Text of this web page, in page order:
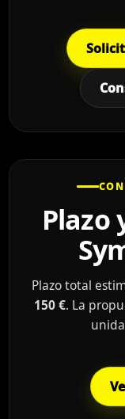
Plazo
Plazo total
150 €. La